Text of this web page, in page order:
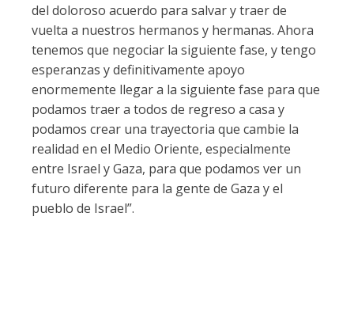
del doloroso acuerdo para salvar y traer de
vuelta a nuestros hermanos y hermanas. Ahora
tenemos que negociar la siguiente fase, y tengo
esperanzas y definitivamente apoyo
enormemente llegar a la siguiente fase para que
podamos traer a todos de regreso a casa y
podamos crear una trayectoria que cambie la
realidad en el Medio Oriente, especialmente
entre Israel y Gaza, para que podamos ver un
futuro diferente para la gente de Gaza y el
pueblo de Israel”.